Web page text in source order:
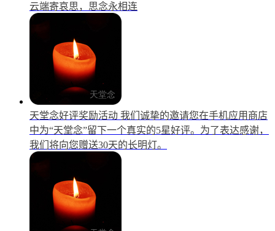
云端寄哀思，思念永相连
天堂念好评奖励活动 我们诚挚的邀请您在手机应用商店
中为“天堂念”留下一个真实的5星好评。为了表达感谢，
我们将向您赠送30天的长明灯。